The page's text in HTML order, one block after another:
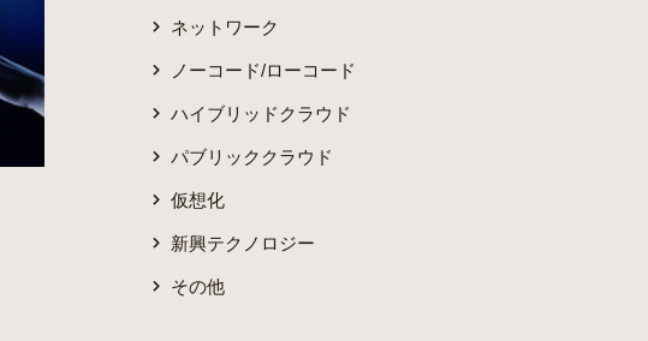
ネットワーク
ノーコード/ローコード
ハイブリッドクラウド
パブリッククラウド
仮想化
新興テクノロジー
その他